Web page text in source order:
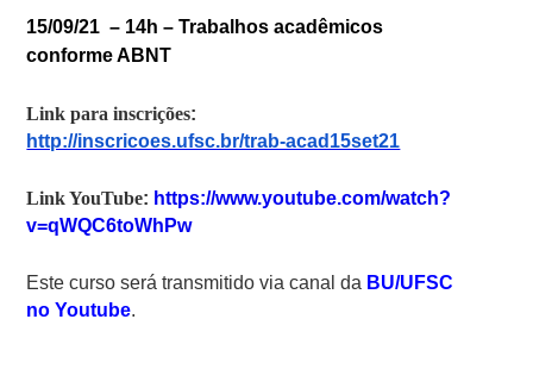
15/09/21 – 14h – Trabalhos acadêmicos
conforme ABNT
Link para inscrições:
http://inscricoes.ufsc.br/trab-acad15set21
Link YouTube: https://www.youtube.com/watch?
v=qWQC6toWhPw
Este curso será transmitido via canal da BU/UFSC
no Youtube.